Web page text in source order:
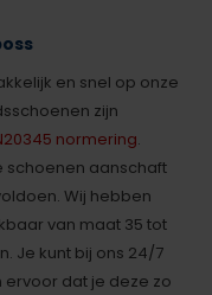
en snel op onze
zijn
normering.
aanschaft
Wij hebben
van maat 35 tot
Je kunt bij ons 24/7
dat je deze zo